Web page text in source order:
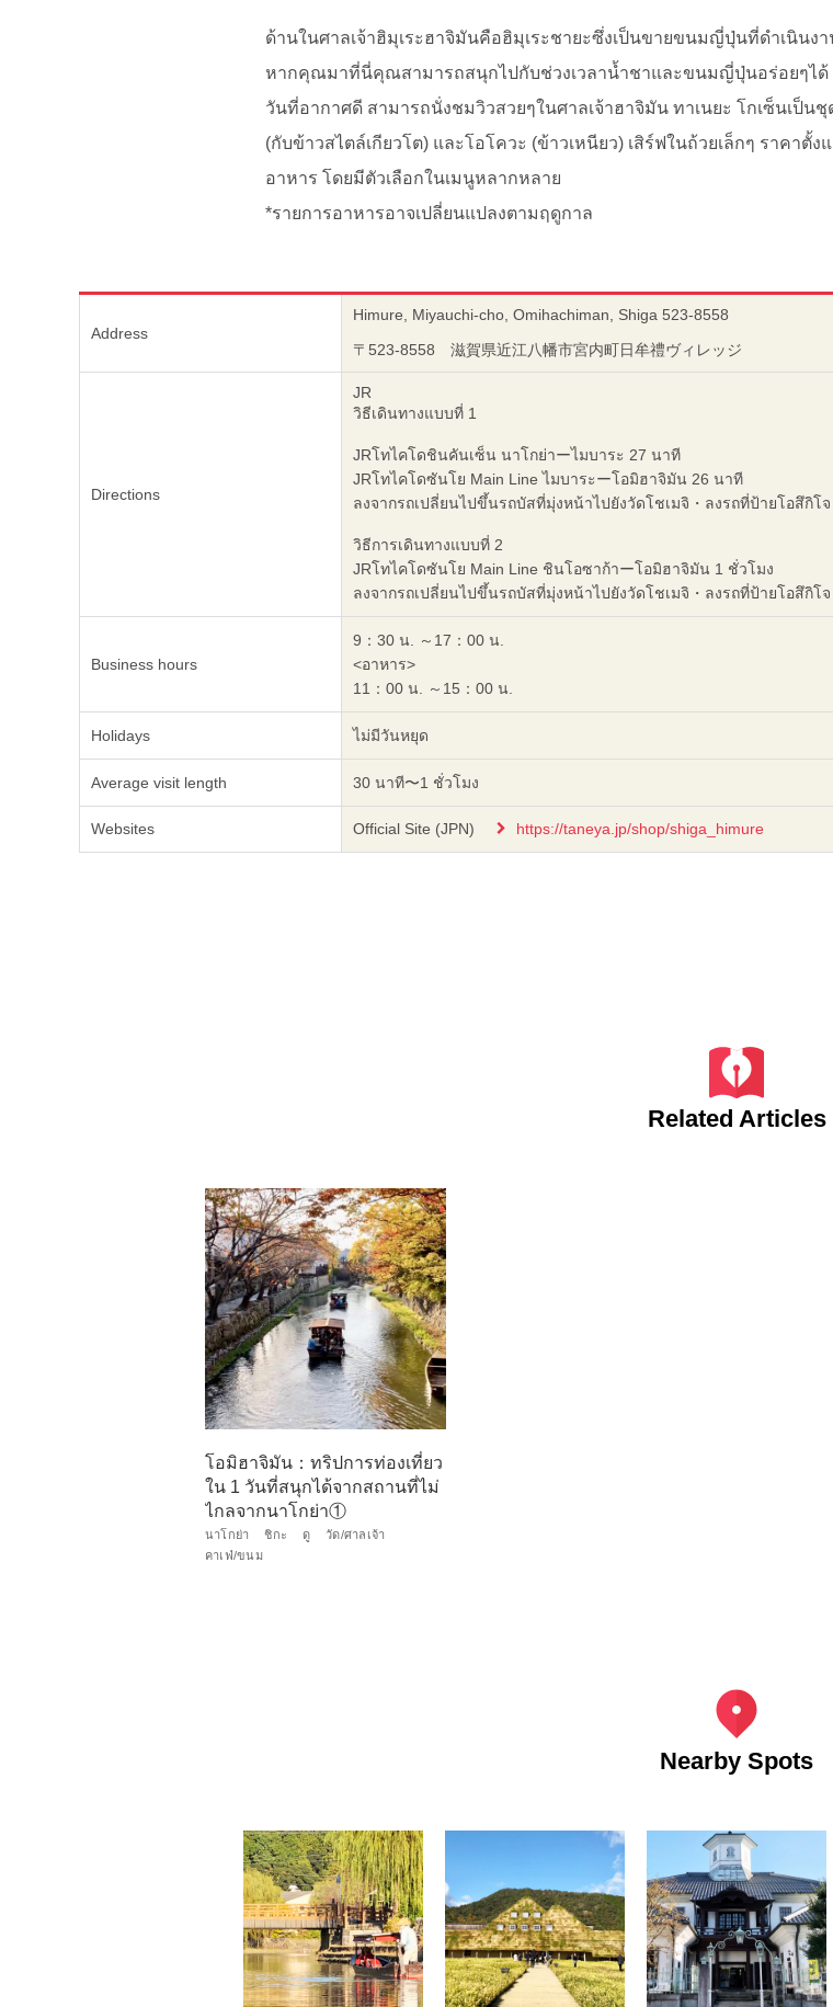
ด้านในศาลเจ้าฮิมุเระฮาจิมันคือฮิมุเระชายะซึ่งเป็นขายขนมญี่ปุ่นที่ดำเนินง
หากคุณมาที่นี่คุณสามารถสนุกไปกับช่วงเวลาน้ำชาและขนมญี่ปุ่นอร่อยๆไ
วันที่อากาศดี สามารถนั่งชมวิวสวยๆในศาลเจ้าฮาจิมัน ทาเนยะ โกเซ็นเป็
(กับข้าวสไตล์เกียวโต) และโอโควะ (ข้าวเหนียว) เสิร์ฟในถ้วยเล็กๆ ราคาตั้
อาหาร โดยมีตัวเลือกในเมนูหลากหลาย
*รายการอาหารอาจเปลี่ยนแปลงตามฤดูกาล
Address
Himure, Miyauchi-cho, Omihachiman, Shiga 523-8558
〒523-8558 滋賀県近江八幡市宮内町日牟禮ヴィレッジ
Directions
JR
วิธีเดินทางแบบที่ 1
JRโทไคโดชินคันเซ็น นาโกย่าーไมบาระ 27 นาที
JRโทไคโดซันโย Main Line ไมบาระーโอมิฮาจิมัน 26 นาที
ลงจากรถเปลี่ยนไปขึ้นรถบัสที่มุ่งหน้าไปยังวัดโชเมจิ・ลงรถที่ป้ายโอสึกิโ
วิธีการเดินทางแบบที่ 2
JRโทไคโดซันโย Main Line ชินโอซาก้าーโอมิฮาจิมัน 1 ชั่วโมง
ลงจากรถเปลี่ยนไปขึ้นรถบัสที่มุ่งหน้าไปยังวัดโชเมจิ・ลงรถที่ป้ายโอสึกิโ
Business hours
9：30 น. ～17：00 น.
<อาหาร>
11：00 น. ～15：00 น.
Holidays ไม่มีวันหยุด
Average visit length 30 นาที〜1 ชั่วโมง
Websites Official Site (JPN) https://taneya.jp/shop/shiga_himure
Related Articles
โอมิฮาจิมัน：ทริปการท่องเที่ยว
ใน 1 วันที่สนุกได้จากสถานที่ไม่
ไกลจากนาโกย่า①
นาโกย่า ชิกะ ดู
วัด/ศาลเจ้า
คาเฟ่/ขนม
Nearby Spots